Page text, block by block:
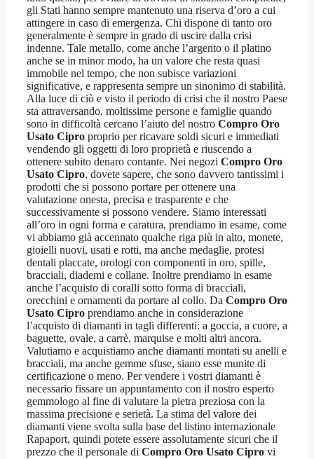
gli Stati hanno sempre mantenuto una riserva d’oro a cui
attingere in caso di emergenza. Chi dispone di tanto oro
generalmente è sempre in grado di uscire dalla crisi
indenne. Tale metallo, come anche l’argento o il platino
anche se in minor modo, ha un valore che resta quasi
immobile nel tempo, che non subisce variazioni
significative, e rappresenta sempre un sinonimo di stabilità.
Alla luce di ciò e visto il periodo di crisi che il nostro Paese
sta attraversando, moltissime persone e famiglie quando
sono in difficoltà cercano l’aiuto del nostro Compro Oro
Usato Cipro proprio per ricavare soldi sicuri e immediati
vendendo gli oggetti di loro proprietà e riuscendo a
ottenere subito denaro contante. Nei negozi Compro Oro
Usato Cipro, dovete sapere, che sono davvero tantissimi i
prodotti che si possono portare per ottenere una
valutazione onesta, precisa e trasparente e che
successivamente si possono vendere. Siamo interessati
all’oro in ogni forma e caratura, prendiamo in esame, come
vi abbiamo già accennato qualche riga più in alto, monete,
gioielli nuovi, usati e rotti, ma anche medaglie, protesi
dentali placcate, orologi con componenti in oro, spille,
bracciali, diademi e collane. Inoltre prendiamo in esame
anche l’acquisto di coralli sotto forma di bracciali,
orecchini e ornamenti da portare al collo. Da Compro Oro
Usato Cipro prendiamo anche in considerazione
l’acquisto di diamanti in tagli differenti: a goccia, a cuore, a
baguette, ovale, a carrè, marquise e molti altri ancora.
Valutiamo e acquistiamo anche diamanti montati su anelli e
bracciali, ma anche gemme sfuse, siano esse munite di
certificazione o meno. Per vendere i vostri diamanti è
necessario fissare un appuntamento con il nostro esperto
gemmologo al fine di valutare la pietra preziosa con la
massima precisione e serietà. La stima del valore dei
diamanti viene svolta sulla base del listino internazionale
Rapaport, quindi potete essere assolutamente sicuri che il
prezzo che il personale di Compro Oro Usato Cipro vi